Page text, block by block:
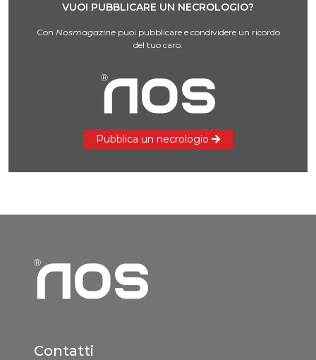
VUOI PUBBLICARE UN NECROLOGIO?
Con Nosmagazinepuoi pubblicare e condividere un ricordo
del tuo caro.
Pubblica un necrologio
Contatti